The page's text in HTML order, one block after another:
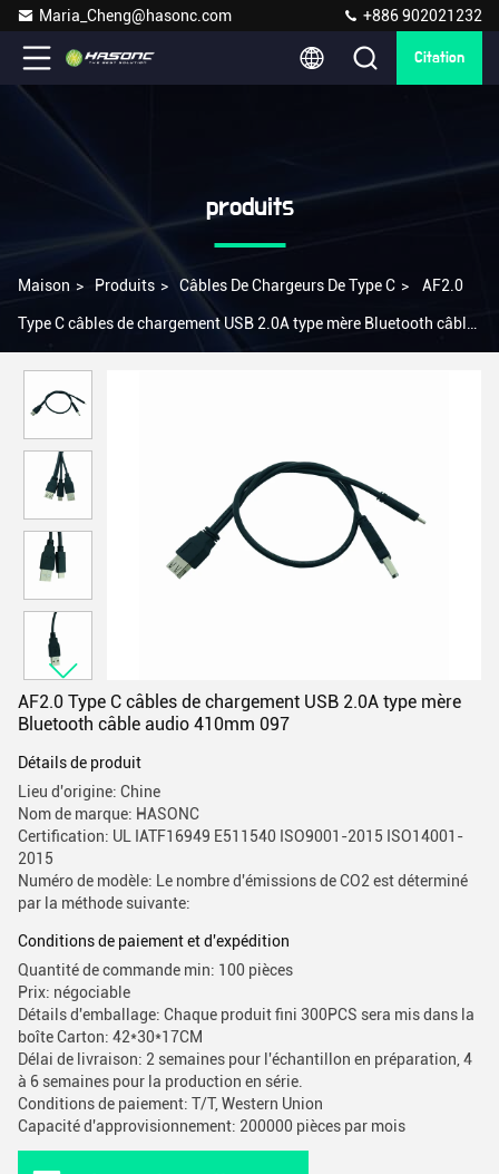
Maria_Cheng@hasonc.com +886 902021232
Citation
produits
Maison > Produits > Câbles De Chargeurs De Type C > AF2.0
Type C câbles de chargement USB 2.0A type mère Bluetooth câble
AF2.0 Type C câbles de chargement USB 2.0A type mère
Bluetooth câble audio 410mm 097
Détails de produit
Lieu d'origine: Chine
Nom de marque: HASONC
Certification: UL IATF16949 E511540 ISO9001-2015 ISO14001-
2015
Numéro de modèle: Le nombre d'émissions de CO2 est déterminé
par la méthode suivante:
Conditions de paiement et d'expédition
Quantité de commande min: 100 pièces
Prix: négociable
Détails d'emballage: Chaque produit fini 300PCS sera mis dans la
boîte Carton: 42*30*17CM
Délai de livraison: 2 semaines pour l'échantillon en préparation, 4
à 6 semaines pour la production en série.
Conditions de paiement: T/T, Western Union
Capacité d'approvisionnement: 200000 pièces par mois